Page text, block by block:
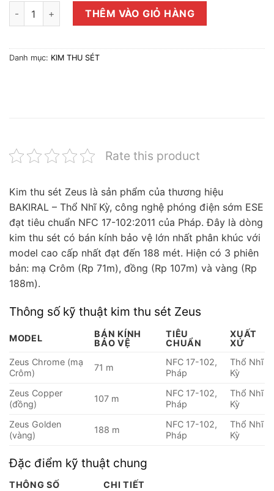
Kim Thu Sét Zeus Chất Lượng Tốt / Cam Kết Chính Hãng
THÊM VÀO GIỎ HÀNG
Danh mục: KIM THU SÉT
Rate this product
Kim thu sét Zeus là sản phẩm của thương hiệu
BAKIRAL – Thổ Nhĩ Kỳ, công nghệ phóng điện sớm ESE
đạt tiêu chuẩn NFC 17-102:2011 của Pháp. Đây là dòng
kim thu sét có bán kính bảo vệ lớn nhất phân khúc với
model cao cấp nhất đạt đến 188 mét. Hiện có 3 phiên
bản: mạ Crôm (Rp 71m), đồng (Rp 107m) và vàng (Rp
188m).
Thông số kỹ thuật kim thu sét Zeus
MODEL
BÁN KÍNH
BẢO VỆ
TIÊU
CHUẨN
XUẤT
XỨ
Zeus Chrome (mạ
Crôm)
71 m
NFC 17-102,
Pháp
Thổ Nhĩ
Kỳ
Zeus Copper
(đồng)
107 m
NFC 17-102,
Pháp
Thổ Nhĩ
Kỳ
Zeus Golden
(vàng)
188 m
NFC 17-102,
Pháp
Thổ Nhĩ
Kỳ
Đặc điểm kỹ thuật chung
THÔNG SỐ
CHI TIẾT